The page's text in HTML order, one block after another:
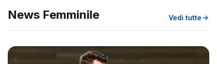
News Femminile Vedi tutte